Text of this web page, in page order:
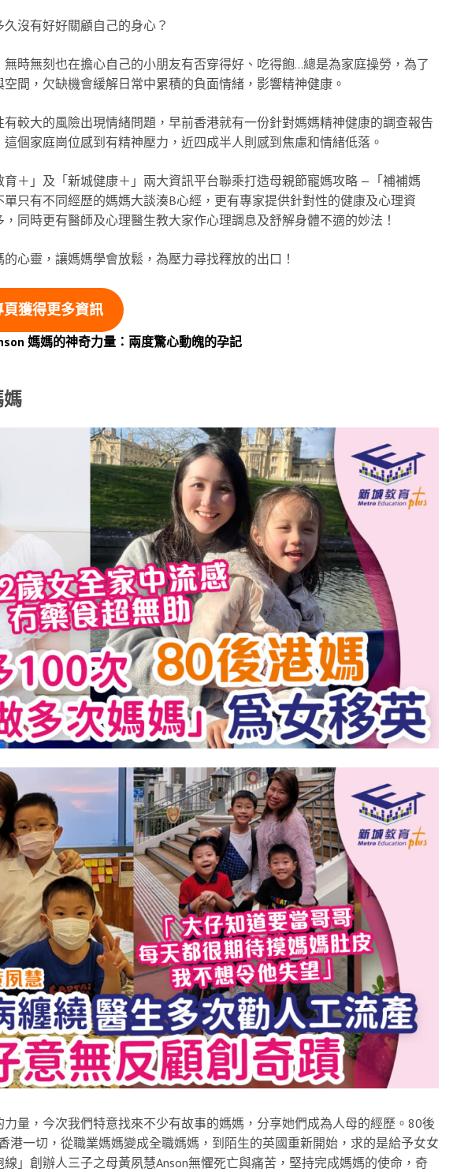
沒有好好關顧自己的身心？
時無刻也在擔心自己的小朋友有否穿得好、吃得飽…總是為家庭操勞，為了
間，欠缺機會緩解日常中累積的負面情緒，影響精神健康。
較大的風險出現情緒問題，早前香港就有一份針對媽媽精神健康的調查報告
個家庭崗位感到有精神壓力，近四成半人則感到焦慮和情緒低落。
＋」及「新城健康＋」兩大資訊平台聯乘打造母親節寵媽攻略 —「補補媽
只有不同經歷的媽媽大談湊B心經，更有專家提供針對性的健康及心理資
同時更有醫師及心理醫生教大家作心理調息及舒解身體不適的妙法！
心靈，讓媽媽學會放鬆，為壓力尋找釋放的出口！
獲得更多資訊
媽媽的神奇力量：兩度驚心動魄的孕記
量，今次我們特意找來不少有故事的媽媽，分享她們成為人母的經歷。80後
港一切，從職業媽媽變成全職媽媽，到陌生的英國重新開始，求的是給予女女
」創辦人三子之母黃夙慧Anson無懼死亡與痛苦，堅持完成媽媽的使命，奇